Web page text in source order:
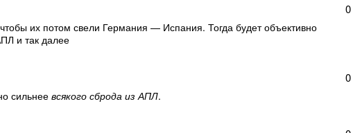
0
их потом свели Германия — Испания. Тогда будет объективно
и так далее
0
сильнеевсякого сброда из АПЛ.